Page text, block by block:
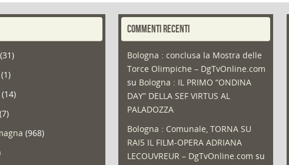
(31)
(1)
(14)
(7)
(968)
COMMENTI RECENTI
Bologna : conclusa la Mostra delle
Torce Olimpiche – DgTvOnline.com
su Bologna : IL PRIMO “ONDINA
DAY” DELLA SEF VIRTUS AL
PALADOZZA
Bologna : Comunale, TORNA SU
RAI5 IL FILM-OPERA ADRIANA
LECOUVREUR – DgTvOnline.com su